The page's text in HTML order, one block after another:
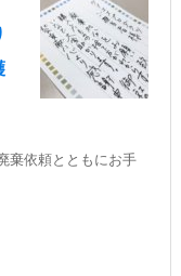
棄依頼とともにお手